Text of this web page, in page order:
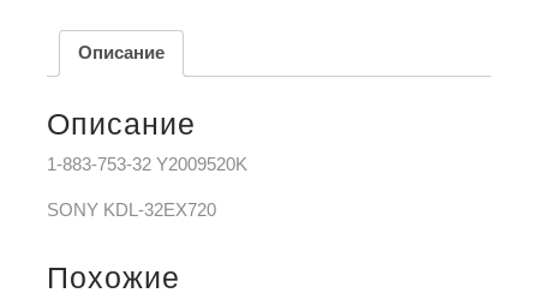
Описание
Описание
1-883-753-32 Y2009520K
SONY KDL-32EX720
Похожие